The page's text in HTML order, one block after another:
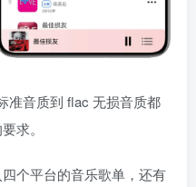
准音质到 flac 无损音质都
求。
个平台的音乐歌单，还有